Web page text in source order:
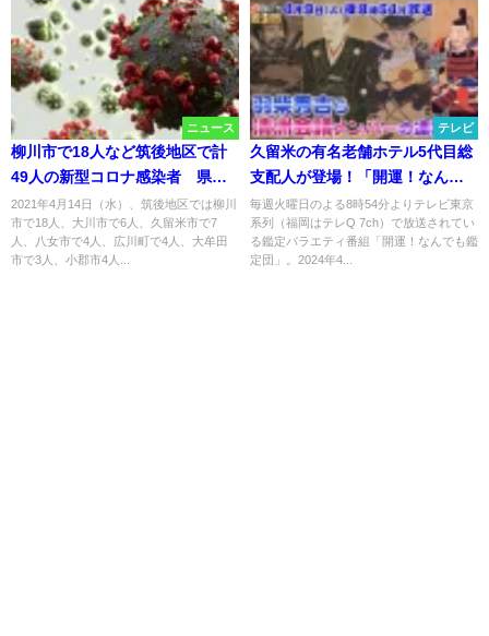
ニュース
柳川市で18人など筑後地区で計
49人の新型コロナ感染者 県内
156人感染【4月14日】
2021年4月14日（水）、筑後地区では柳川
市で18人、大川市で6人、久留米市で7
人、八女市で4人、広川町で4人、大牟田
市で3人、小郡市4人...
テレビ
久留米の有名老舗ホテル5代目総
支配人が登場！「開運！なんで
も鑑定団」4月9日放送
毎週火曜日のよる8時54分よりテレビ東京
系列（福岡はテレQ 7ch）で放送されてい
る鑑定バラエティ番組「開運！なんでも鑑
定団」。2024年4...